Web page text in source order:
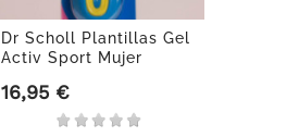
Dr Scholl Plantillas Gel
Activ Sport Mujer
Precio
16,95 €